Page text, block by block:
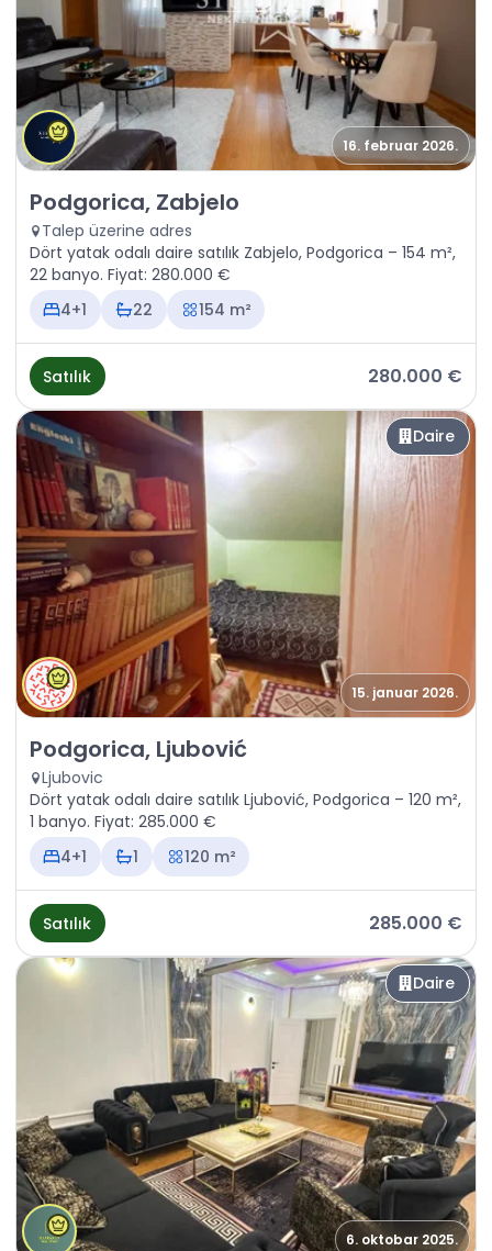
16. februar 2026.
Satılık - Daire Podgorica, Zabjelo
Podgorica, Zabjelo
Talep üzerine adres
Dört yatak odalı daire satılık Zabjelo, Podgorica – 154 m²,
22 banyo. Fiyat: 280.000 €
4+1
22 154 m²
Satılık 280.000 €
Daire
15. januar 2026.
Satılık - Daire Podgorica, Ljubović
Podgorica, Ljubović
Ljubovic
Dört yatak odalı daire satılık Ljubović, Podgorica – 120 m²,
1 banyo. Fiyat: 285.000 €
4+1
1 120 m²
Satılık 285.000 €
Daire
6. oktobar 2025.